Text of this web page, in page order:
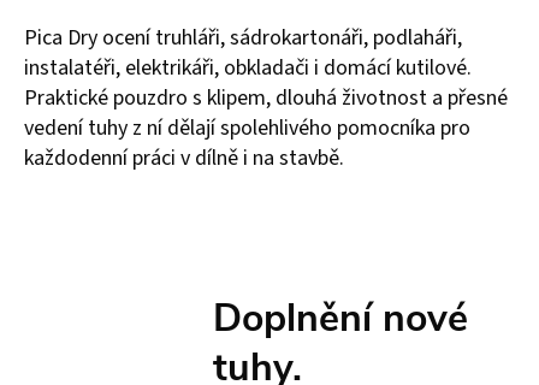
Pica Dry ocení truhláři, sádrokartonáři, podlaháři,
instalatéři, elektrikáři, obkladači i domácí kutilové.
Praktické pouzdro s klipem, dlouhá životnost a přesné
vedení tuhy z ní dělají spolehlivého pomocníka pro
každodenní práci v dílně i na stavbě.
Doplnění nové
tuhy.